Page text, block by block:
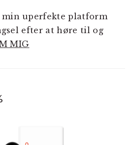
min uperfekte platform
efter at høre til og
MIG